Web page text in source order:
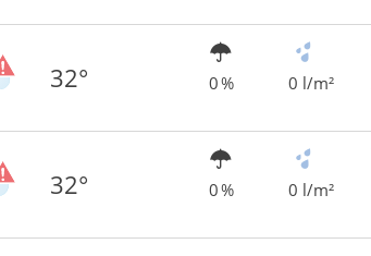
32° 0 % 0 l/m²
32° 0 % 0 l/m²